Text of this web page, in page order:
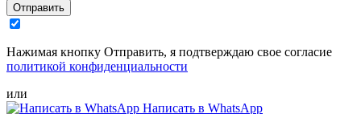
Отправить
Нажимая кнопку Отправить, я подтверждаю свое согласие
политикой конфиденциальности
или
Написать в WhatsApp